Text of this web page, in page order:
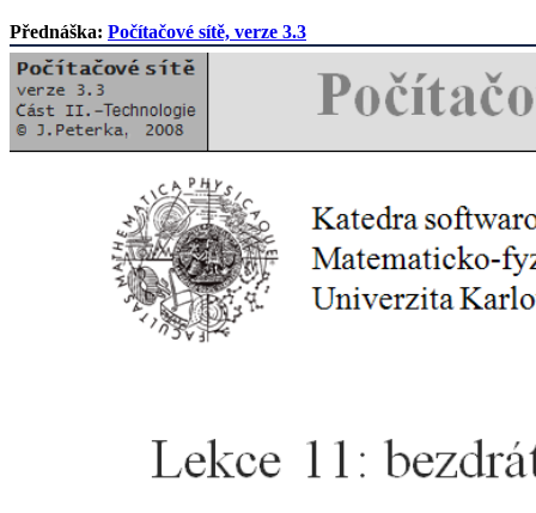
Přednáška: Počítačové sítě, verze 3.3